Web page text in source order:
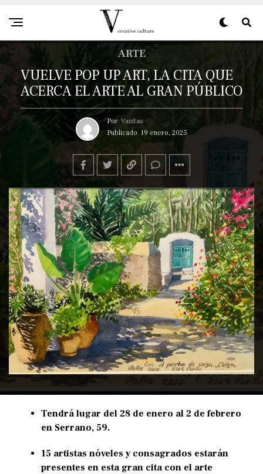
ARTE
VUELVE POP UP ART, LA CITA QUE
ACERCA EL ARTE AL GRAN PÚBLICO
Por Vanitas
Publicado 19 enero, 2025
Tendrá lugar del 28 de enero al 2 de febrero
en Serrano, 59.
15 artistas nóveles y consagrados estarán
presentes en esta gran cita con el arte